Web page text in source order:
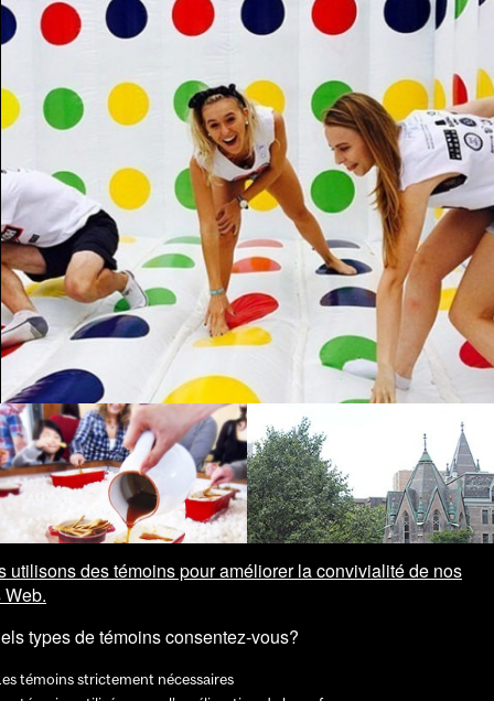
utilisons des témoins pour améliorer la convivialité de nos
types de témoins consentez-vous?
témoins strictement nécessaires